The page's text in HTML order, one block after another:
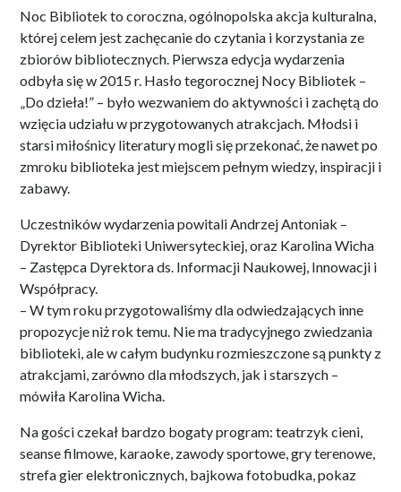
Noc Bibliotek to coroczna, ogólnopolska akcja kulturalna,
której celem jest zachęcanie do czytania i korzystania ze
zbiorów bibliotecznych. Pierwsza edycja wydarzenia
odbyła się w 2015 r. Hasło tegorocznej Nocy Bibliotek –
„Do dzieła!” – było wezwaniem do aktywności i zachętą do
wzięcia udziału w przygotowanych atrakcjach. Młodsi i
starsi miłośnicy literatury mogli się przekonać, że nawet po
zmroku biblioteka jest miejscem pełnym wiedzy, inspiracji i
zabawy.
Uczestników wydarzenia powitali Andrzej Antoniak –
Dyrektor Biblioteki Uniwersyteckiej, oraz Karolina Wicha
– Zastępca Dyrektora ds. Informacji Naukowej, Innowacji i
Współpracy.
– W tym roku przygotowaliśmy dla odwiedzających inne
propozycje niż rok temu. Nie ma tradycyjnego zwiedzania
biblioteki, ale w całym budynku rozmieszczone są punkty z
atrakcjami, zarówno dla młodszych, jak i starszych –
mówiła Karolina Wicha.
Na gości czekał bardzo bogaty program: teatrzyk cieni,
seanse filmowe, karaoke, zawody sportowe, gry terenowe,
strefa gier elektronicznych, bajkowa fotobudka, pokaz